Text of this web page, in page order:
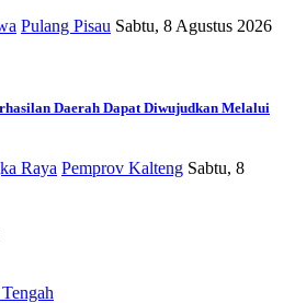
Pulang Pisau Sabtu, 8 Agustus 2026
Daerah Dapat Diwujudkan Melalui
Raya Pemprov Kalteng Sabtu, 8